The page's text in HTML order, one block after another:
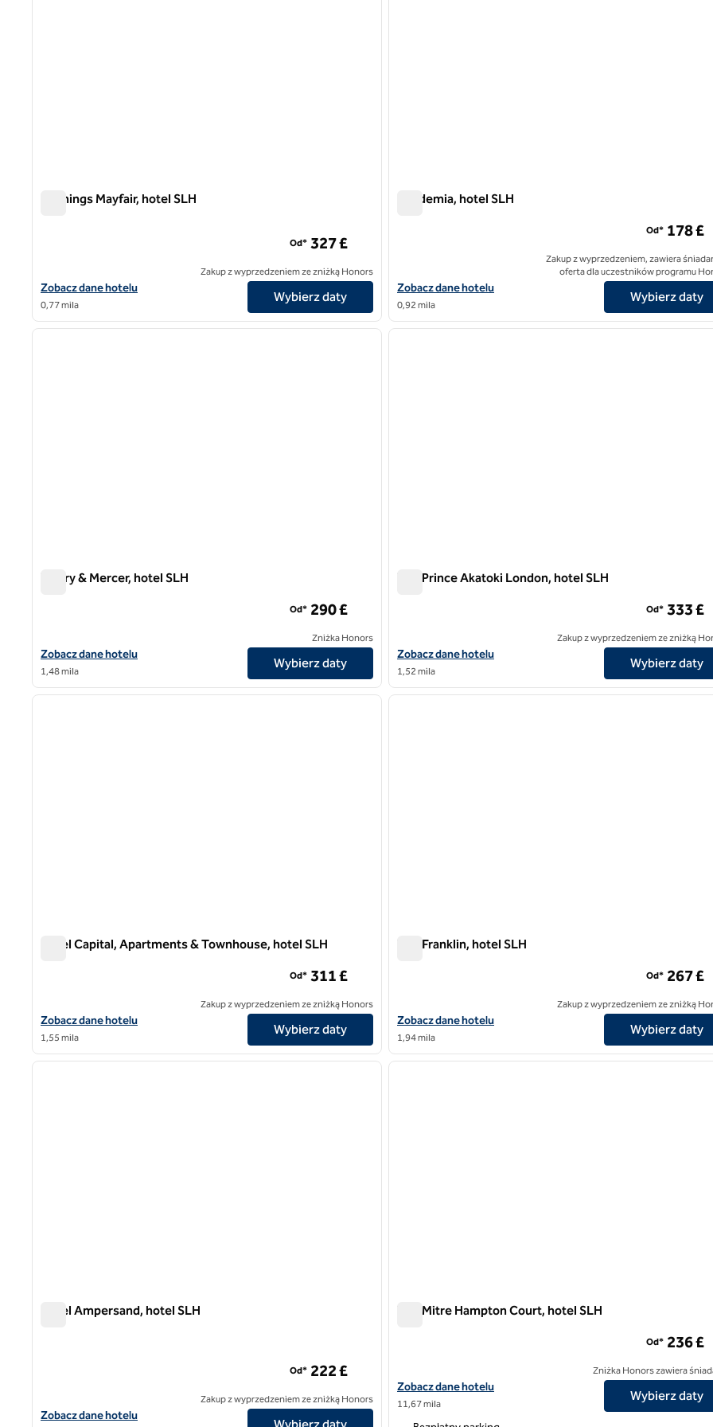
Flemings Mayfair, hotel SLH
Zobacz szczegóły hotelu Flemings Mayfair, SLH Hotel
Zobacz dane hotelu
0,77 mila
Od* 327 £
Zakup z wyprzedzeniem ze zniżką Honors
Wybierz daty
Akademia, hotel SLH
Zobacz szczegóły hotelu The Academy, SLH Hotel
Zobacz dane hotelu
0,92 mila
Od* 178 £
Zakup z wyprzedzeniem, zawiera
oferta dla uczestników programu
Wybierz daty
1/10
1 z 10
następny obraz
Vintry & Mercer, hotel SLH
Zobacz szczegóły hotelu Vintry & Mercer, SLH Hotel
Zobacz dane hotelu
1,48 mila
Od* 290 £
Zniżka Honors
Wybierz daty
1 z 7
The Prince Akatoki London, hotel SLH
Zobacz szczegóły hotelu The Prince Akatoki London, SLH Hotel
Zobacz dane hotelu
1,52 mila
Od* 333 £
Zakup z wyprzedzeniem ze zniżką
Wybierz daty
1/12
1 z 12
następny obraz
Hotel Capital, Apartments & Townhouse, hotel SLH
Zobacz szczegóły hotelu The Capital Hotel, Apartments & Townhouse, SLH Hotel
Zobacz dane hotelu
1,55 mila
Od* 311 £
Zakup z wyprzedzeniem ze zniżką Honors
Wybierz daty
1 z 9
The Franklin, hotel SLH
Zobacz szczegóły hotelu The Franklin, SLH Hotel
Zobacz dane hotelu
1,94 mila
Od* 267 £
Zakup z wyprzedzeniem ze zniżką
Wybierz daty
Hotel Ampersand, hotel SLH
Zobacz szczegóły hotelu The Ampersand Hotel, SLH Hotel
Zobacz dane hotelu
Od* 222 £
Zakup z wyprzedzeniem ze zniżką Honors
1
1 z 12
The Mitre Hampton Court, hotel SLH
Zobacz szczegóły hotelu The Mitre Hampton Court, SLH Hotel
Zobacz dane hotelu
11,67 mila
Od* 236 £
Zniżka Honors zawiera
Wybierz daty